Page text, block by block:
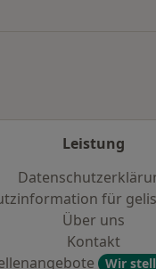
Leistung
für
Über uns
Kontakt
Wir